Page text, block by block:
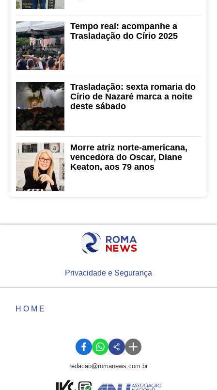
Tempo real: acompanhe a
Trasladação do Círio 2025
Trasladação: sexta romaria do
Círio de Nazaré marca a noite
deste sábado
Morre atriz norte-americana,
vencedora do Oscar, Diane
Keaton, aos 79 anos
Privacidade e Segurança
HOME
redacao@romanews.com.br